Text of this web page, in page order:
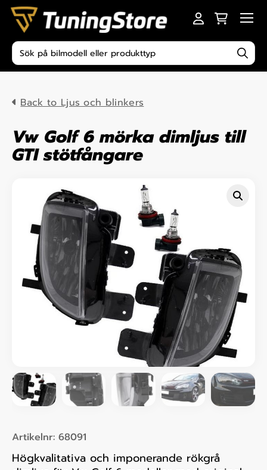
Skip to content
Produktsökning
Back to Ljus och blinkers
Vw Golf 6 mörka dimljus till
GTI stötfångare
Artikelnr: 68091
Högkvalitativa och imponerande rökgrå